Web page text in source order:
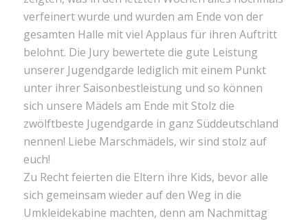
verfeinert wurde und wurden am Ende von der
gesamten Halle mit viel Applaus für ihren Auftritt
belohnt. Die Jury bewertete die gute Leistung
unserer Jugendgarde lediglich mit einem Punkt
unter ihrer Saisonbestleistung und so können
sich unsere Mädels am Ende mit Stolz die
zwölftbeste Jugendgarde in ganz Süddeutschland
nennen! Liebe Marschmädels, wir sind stolz auf
euch!
Zu Recht feierten die Eltern ihre Kids, bevor alle
sich gemeinsam wieder auf den Weg in die
Umkleidekabine machten, denn am Nachmittag